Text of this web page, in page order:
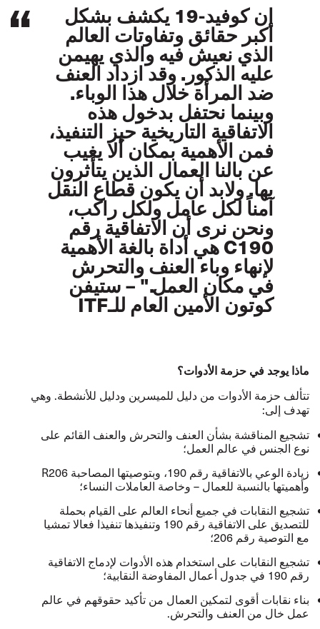
إن كوفيد-19 يكشف بشكل
أكبر حقائق وتفاوتات العالم
الذي نعيش فيه والذي يهيمن
عليه الذكور. وقد ازداد العنف
ضد المرأة خلال هذا الوباء.
وبينما نحتفل بدخول هذه
الاتفاقية التاريخية حيز التنفيذ،
فمن الأهمية بمكان ألا يغيب
عن بالنا العمال الذين يتأثرون
بها. ولابد أن يكون قطاع النقل
آمناً لكل عامل ولكل راكب،
ونحن نرى أن الاتفاقية رقم
C190هي أداة بالغة الأهمية
لإنهاء وباء العنف والتحرش
في مكان العمل."– ستيفن
كوتون الأمين العام للـITF
ماذا يوجد في حزمة الأدوات؟
تتألف حزمة الأدوات من دليل للميسرين ودليل للأنشطة. وهي
تهدف إلى:
تشجيع المناقشة بشأن العنف والتحرش والعنف القائم على
نوع الجنس في عالم العمل؛
زيادة الوعي بالاتفاقية رقم 190، وبتوصيتها المصاحبة R206
وأهميتها بالنسبة للعمال – وخاصة العاملات النساء؛
تشجيع النقابات في جميع أنحاء العالم على القيام بحملة
للتصديق على الاتفاقية رقم 190 وتنفيذها تنفيذا فعالا تمشيا
مع التوصية رقم 206؛
تشجيع النقابات على استخدام هذه الأدوات لإدماج الاتفاقية
رقم 190 في جدول أعمال المفاوضة النقابية؛
بناء نقابات أقوى لتمكين العمال من تأكيد حقوقهم في عالم
عمل خال من العنف والتحرش.